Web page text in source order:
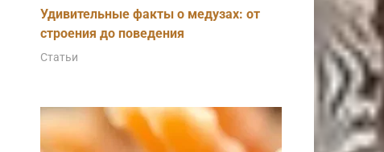
Удивительные факты о медузах: от
строения до поведения
Статьи